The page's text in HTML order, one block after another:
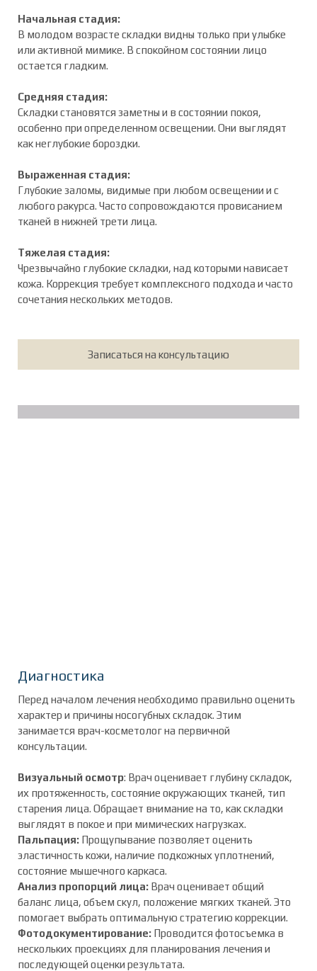
Начальная стадия:
В молодом возрасте складки видны только при улыбке
или активной мимике. В спокойном состоянии лицо
остается гладким.
Средняя стадия:
Складки становятся заметны и в состоянии покоя,
особенно при определенном освещении. Они выглядят
как неглубокие бороздки.
Выраженная стадия:
Глубокие заломы, видимые при любом освещении и с
любого ракурса. Часто сопровождаются провисанием
тканей в нижней трети лица.
Тяжелая стадия:
Чрезвычайно глубокие складки, над которыми нависает
кожа. Коррекция требует комплексного подхода и часто
сочетания нескольких методов.
Записаться на консультацию
Диагностика
Перед началом лечения необходимо правильно оценить
характер и причины носогубных складок. Этим
занимается врач-косметолог на первичной
консультации.
Визуальный осмотр: Врач оценивает глубину складок,
их протяженность, состояние окружающих тканей, тип
старения лица. Обращает внимание на то, как складки
выглядят в покое и при мимических нагрузках.
Пальпация: Прощупывание позволяет оценить
эластичность кожи, наличие подкожных уплотнений,
состояние мышечного каркаса.
Анализ пропорций лица: Врач оценивает общий
баланс лица, объем скул, положение мягких тканей. Это
помогает выбрать оптимальную стратегию коррекции.
Фотодокументирование: Проводится фотосъемка в
нескольких проекциях для планирования лечения и
последующей оценки результата.